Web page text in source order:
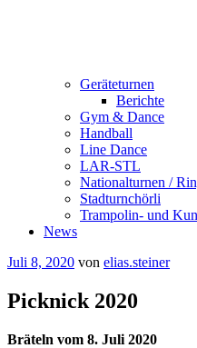
Geräteturnen
Berichte
Gym & Dance
Handball
Line Dance
LAR-STL
Nationalturnen /
Stadturnchörli
Trampolin- und
News
Veröffentlicht
Juli 8, 2020 von elias.steiner
Picknick 2020
Bräteln vom 8. Juli 2020